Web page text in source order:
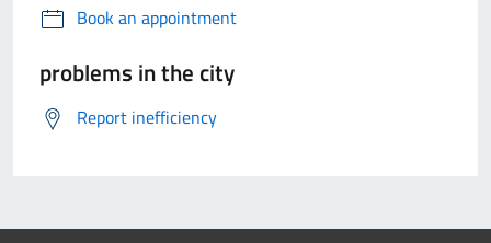
Book an appointment
problems in the city
Report inefficiency